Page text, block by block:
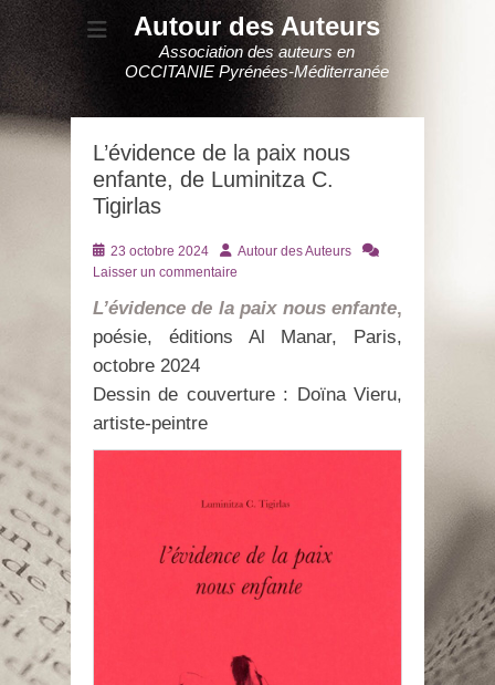
Autour des Auteurs
Association des auteurs en
OCCITANIE Pyrénées-Méditerranée
L’évidence de la paix nous
enfante, de Luminitza C.
Tigirlas
Posté
le
23 octobre 2024 AuteurAutour des Auteurs
Laisser un commentaire
L’évidence de la paix nous enfante,
poésie, éditions Al Manar, Paris,
octobre 2024
Dessin de couverture : Doïna Vieru,
artiste-peintre